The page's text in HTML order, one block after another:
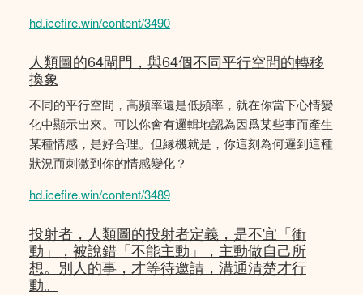
hd.icefire.win/content/3490
人類圖的64閘門，與64個不同平行空間的轉移
換象
不同的平行空間，高頻率還是低頻率，就在你當下心情變
化中顯示出來。可以你會有邏輯地認為因爲某些事而產生
某種情感，是好合理。但縁機就是，你這刻為何邏到這種
狀況而刺激到你的情感變化？
hd.icefire.win/content/3489
投射者，人類圖的投射者定義，是不宜「衝
動」，被說錯「不能主動」，主動做自己所
想。別人的事，才等待邀請，溝通清楚才行
動。